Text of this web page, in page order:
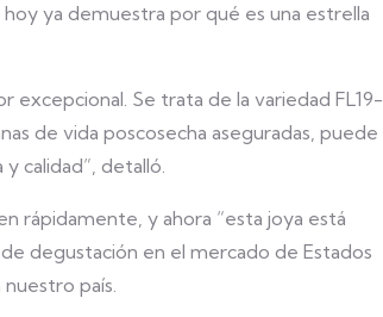
ya demuestra por qué es una estrella
Se trata de la variedad FL19-
de vida poscosecha aseguradas, puede
calidad”, detalló.
rápidamente, y ahora “esta joya está
degustación en el mercado de Estados
país.